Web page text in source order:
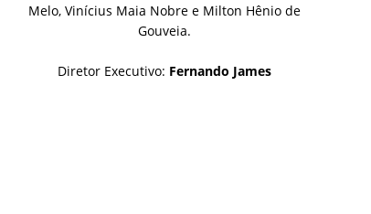
Melo, Vinícius Maia Nobre e Milton Hênio de
Gouveia.
Diretor Executivo: Fernando James